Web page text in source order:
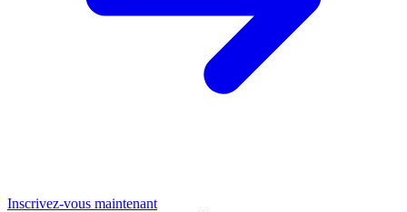
Inscrivez-vous maintenant